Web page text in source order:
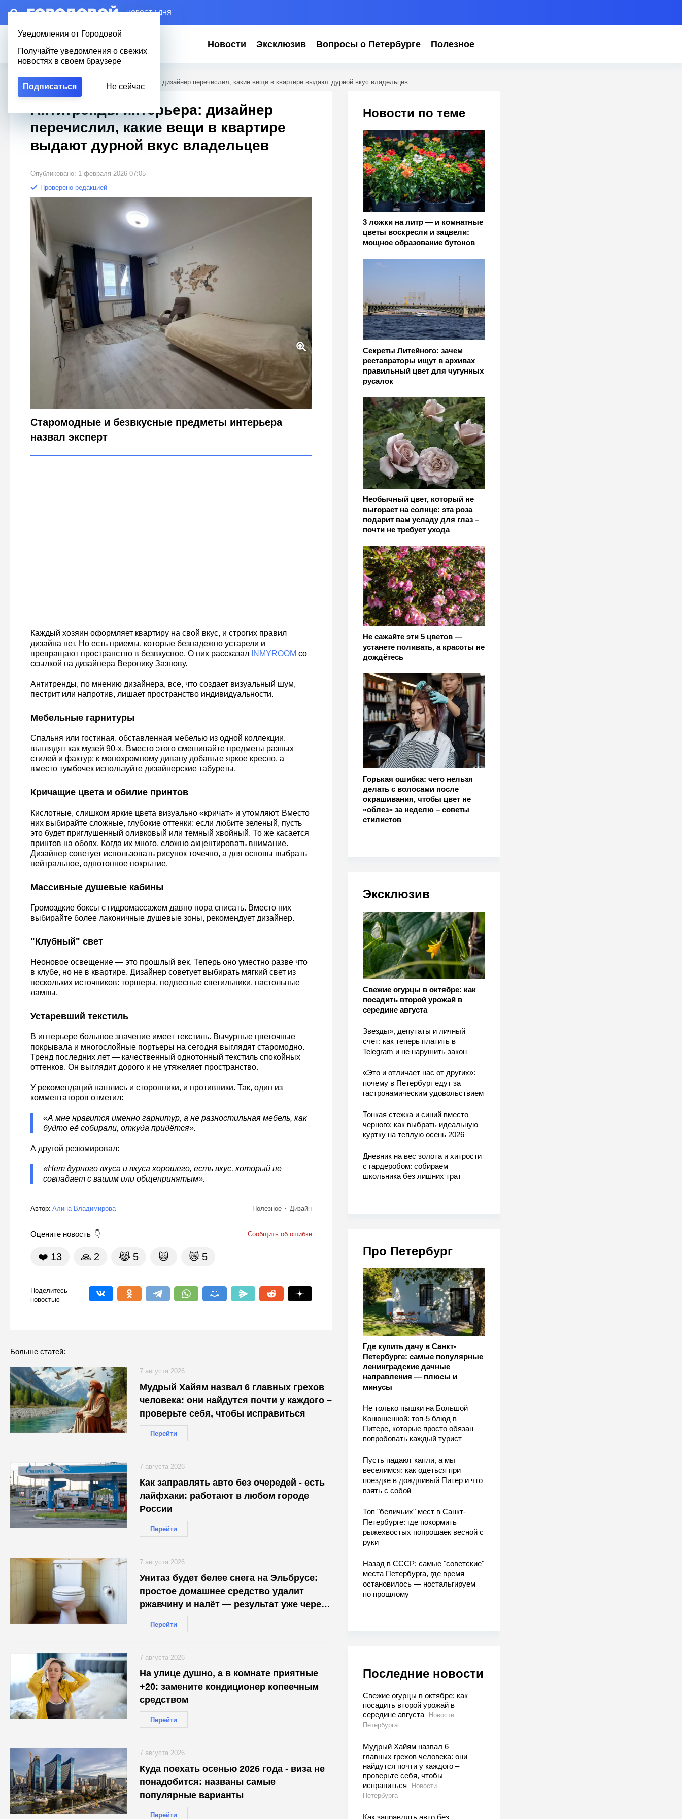
– НОВОСТИ ДНЯ
Уведомления от Городовой
Получайте уведомления о свежих
новостях в своем браузере
Подписаться Не сейчас
Новости Эксклюзив Вопросы о Петербурге Полезное
Городовой Антитренды интерьера: дизайнер перечислил, какие вещи в квартире выдают дурной вкус владельцев
Новости по теме
3 ложки на литр — и комнатные
цветы воскресли и зацвели:
мощное образование бутонов
Секреты Литейного: зачем
реставраторы ищут в архивах
правильный цвет для чугунных
русалок
Необычный цвет, который не
выгорает на солнце: эта роза
подарит вам усладу для глаз –
почти не требует ухода
Не сажайте эти 5 цветов —
устанете поливать, а красоты не
дождётесь
Горькая ошибка: чего нельзя
делать с волосами после
окрашивания, чтобы цвет не
«облез» за неделю – советы
стилистов
Эксклюзив
Свежие огурцы в октябре: как
посадить второй урожай в
середине августа
Звезды», депутаты и личный
счет: как теперь платить в
Telegram и не нарушить закон
«Это и отличает нас от других»:
почему в Петербург едут за
гастронамическим удовольствием
Тонкая стежка и синий вместо
черного: как выбрать идеальную
куртку на теплую осень 2026
Дневник на вес золота и хитрости
с гардеробом: собираем
школьника без лишних трат
Про Петербург
Где купить дачу в Санкт-
Петербурге: самые популярные
ленинградские дачные
направления — плюсы и
минусы
Не только пышки на Большой
Конюшенной: топ-5 блюд в
Питере, которые просто обязан
попробовать каждый турист
Пусть падают капли, а мы
веселимся: как одеться при
поездке в дождливый Питер и что
взять с собой
Топ "беличьих" мест в Санкт-
Петербурге: где покормить
рыжехвостых попрошаек весной с
руки
Назад в СССР: самые "советские"
места Петербурга, где время
остановилось — ностальгируем
по прошлому
Последние новости
Свежие огурцы в октябре: как
посадить второй урожай в
середине августа
Новости
Петербурга
Мудрый Хайям назвал 6
главных грехов человека: они
найдутся почти у каждого –
проверьте себя, чтобы
исправиться
Новости
Петербурга
Как заправлять авто без
Антитренды интерьера: дизайнер
перечислил, какие вещи в квартире
выдают дурной вкус владельцев
Опубликовано: 1 февраля 2026 07:05
Проверено редакцией
Антитренды интерьера: дизайнер перечислил, какие вещи в квартире выдают
дурной вкус владельцев
Городовой ру
Старомодные и безвкусные предметы интерьера
назвал эксперт
Каждый хозяин оформляет квартиру на свой вкус, и строгих правил
дизайна нет. Но есть приемы, которые безнадежно устарели и
превращают пространство в безвкусное. О них рассказал INMYROOM со
ссылкой на дизайнера Веронику Зазнову.
Антитренды, по мнению дизайнера, все, что создает визуальный шум,
пестрит или напротив, лишает пространство индивидуальности.
Мебельные гарнитуры
Спальня или гостиная, обставленная мебелью из одной коллекции,
выглядят как музей 90-х. Вместо этого смешивайте предметы разных
стилей и фактур: к монохромному дивану добавьте яркое кресло, а
вместо тумбочек используйте дизайнерские табуреты.
Кричащие цвета и обилие принтов
Кислотные, слишком яркие цвета визуально «кричат» и утомляют. Вместо
них выбирайте сложные, глубокие оттенки: если любите зеленый, пусть
это будет приглушенный оливковый или темный хвойный. То же касается
принтов на обоях. Когда их много, сложно акцентировать внимание.
Дизайнер советует использовать рисунок точечно, а для основы выбрать
нейтральное, однотонное покрытие.
Массивные душевые кабины
Громоздкие боксы с гидромассажем давно пора списать. Вместо них
выбирайте более лаконичные душевые зоны, рекомендует дизайнер.
"Клубный" свет
Неоновое освещение — это прошлый век. Теперь оно уместно разве что
в клубе, но не в квартире. Дизайнер советует выбирать мягкий свет из
нескольких источников: торшеры, подвесные светильники, настольные
лампы.
Устаревший текстиль
В интерьере большое значение имеет текстиль. Вычурные цветочные
покрывала и многослойные портьеры на сегодня выглядят старомодно.
Тренд последних лет — качественный однотонный текстиль спокойных
оттенков. Он выглядит дорого и не утяжеляет пространство.
У рекомендаций нашлись и сторонники, и противники. Так, один из
комментаторов отметил:
«А мне нравится именно гарнитур, а не разностильная мебель, как
будто её собирали, откуда придётся».
А другой резюмировал:
«Нет дурного вкуса и вкуса хорошего, есть вкус, который не
совпадает с вашим или общепринятым».
Автор: Алина Владимирова Полезное Дизайн
Оцените новость Сообщить об ошибке
❤️ 13 🙏 2 😹 5 🙀 😿 5
Поделитесь
новостью
Больше статей:
Мудрый Хайям назвал 6 главных грехов
человека: они найдутся почти у каждого –
проверьте себя, чтобы исправиться
Перейти
7 августа 2026
Как заправлять авто без очередей - есть
лайфхаки: работают в любом городе
России
Перейти
7 августа 2026
Унитаз будет белее снега на Эльбрусе:
простое домашнее средство удалит
ржавчину и налёт — результат уже через
Перейти
7 августа 2026
На улице душно, а в комнате приятные
+20: замените кондиционер копеечным
средством
Перейти
7 августа 2026
Куда поехать осенью 2026 года - виза не
понадобится: названы самые
популярные варианты
Перейти
7 августа 2026